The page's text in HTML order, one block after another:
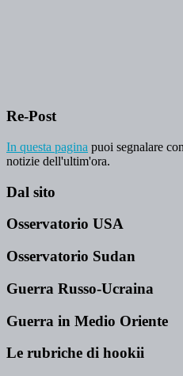
Re-Post
In questa pagina puoi segnalare
notizie dell'ultim'ora.
Dal sito
Osservatorio USA
Osservatorio Sudan
Guerra Russo-Ucraina
Guerra in Medio Oriente
Le rubriche di hookii